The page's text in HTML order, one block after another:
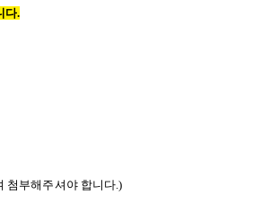
다.
첨부해주셔야 합니다.)